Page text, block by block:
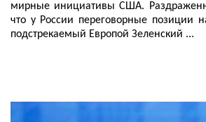
мирные инициативы США.
что у России переговорные позиции
подстрекаемый Европой Зеленский ...